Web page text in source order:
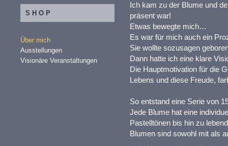
SHOP
Über mich
Ausstellungen
Visionäre Veranstaltungen
Ich kam zu der Blume und
präsent war!
Etwas bewegte mich…
Es war für mich auch ein
Sie wollte sozusagen
Dann hatte ich eine klare
Die Hauptmotivation für die
Lebens und diese Freude,
So entstand eine Serie von
Jede Blume hat eine
Pastelltönen bis hin zu
Blumen sind sowohl mit als